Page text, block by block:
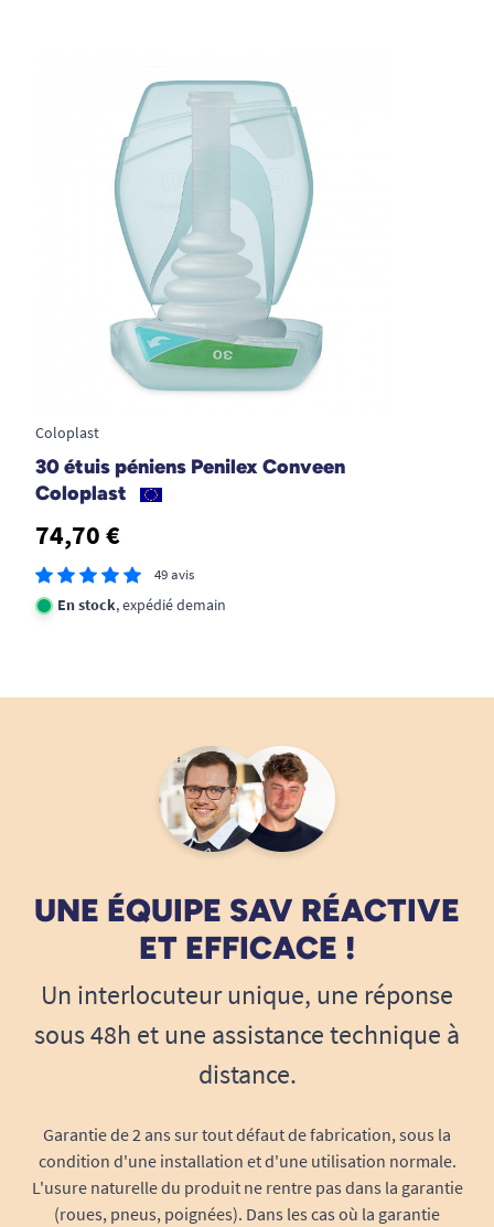
Coloplast
30 étuis péniens Penilex Conveen
Coloplast
74,70 €
49 avis
En stock, expédié demain
UNE ÉQUIPE SAV RÉACTIVE
ET EFFICACE !
Un interlocuteur unique, une réponse
sous 48h et une assistance technique à
distance.
Garantie de 2 ans sur tout défaut de fabrication, sous la
condition d'une installation et d'une utilisation normale.
L'usure naturelle du produit ne rentre pas dans la garantie
(roues, pneus, poignées). Dans les cas où la garantie